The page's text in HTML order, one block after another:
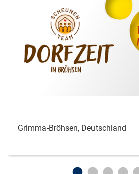
Grimma-Bröhsen, Deutschland